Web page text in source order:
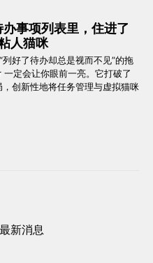
事项列表里，住进了
人猫咪
好了待办却总是视而不见”的拖
定会让你眼前一亮。它打破了
创新性地将任务管理与虚拟猫咪
新消息